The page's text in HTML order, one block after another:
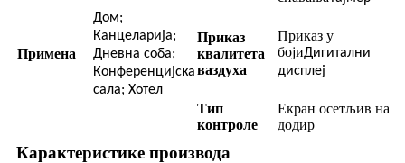
Примена
Дом;
Канцеларија;
Дневна соба;
Конференцијска
сала; Хотел
Приказ
квалитета
ваздуха
Приказ у
бојиДигитални
дисплеј
Тип
контроле
Екран осетљив на
додир
Карактеристике производа